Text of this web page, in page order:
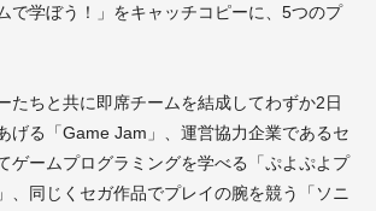
で学ぼう！」をキャッチコピーに、5つのプ
たちと共に即席チームを結成してわずか2日
げる「Game Jam」、運営協力企業であるセ
ゲームプログラミングを学べる「ぷよぷよプ
、同じくセガ作品でプレイの腕を競う「ソニ